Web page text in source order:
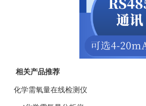
相关产品推荐
化学需氧量在线检测仪